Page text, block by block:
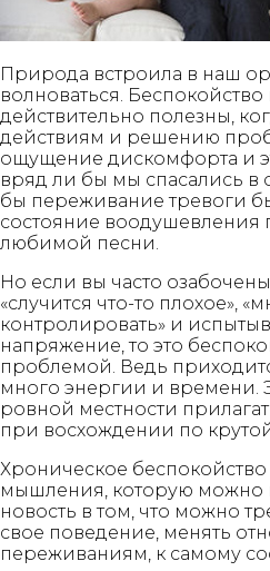
Природа встроила в наш
волноваться. Беспокойство
действительно полезны,
действиям и решению
ощущение дискомфорта и
вряд ли бы мы спасались в
бы переживание тревоги
состояние
любимой песни.
Но если вы часто
«случится что-то плохое»,
контролировать» и
напряжение, то это
проблемой. Ведь
много энергии и времени.
ровной местности
при восхождении по
Хроническое
мышления, которую можно
новость в том, что можно
свое поведение, менять
переживаниям, к самому